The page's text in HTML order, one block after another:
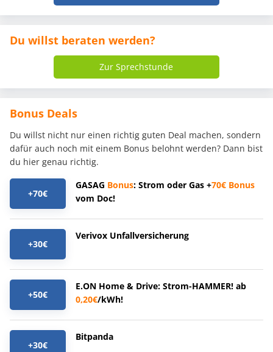
Du willst beraten werden?
Zur Sprechstunde
Bonus Deals
Du willst nicht nur einen richtig guten Deal machen, sondern
dafür auch noch mit einem Bonus belohnt werden? Dann bist
du hier genau richtig.
+70€
GASAG Bonus: Strom oder Gas +70€ Bonus
vom Doc!
+30€
Verivox Unfallversicherung
+50€
E.ON Home & Drive: Strom-HAMMER! ab
0,20€/kWh!
+30€
Bitpanda